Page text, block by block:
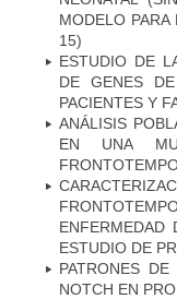
MODELO
15)
ESTUDIO DE
DE GENES
PACIENTES Y
ANÁLISIS
EN UNA
ENFERMEDAD
ESTUDIO DE
PATRONES
NOTCH EN